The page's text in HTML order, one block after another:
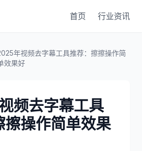
首页 行业资讯
年视频去字幕工具推荐：擦擦操作简
效果好
频去字幕工具
擦操作简单效果